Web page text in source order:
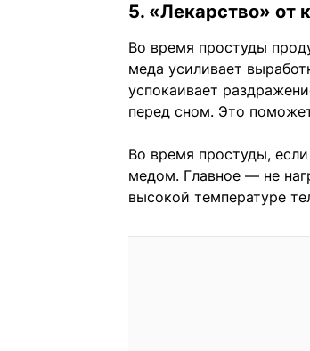
5. «Лекарство» от
Во время простуды
меда усиливает
успокаивает
перед сном. Это
Во время простуды,
медом. Главное — не
высокой температуре